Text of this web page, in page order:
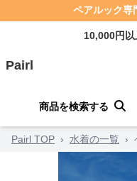
ペアルック専
10,000円
Pairl
商品を検索する
Pairl TOP › 水着の一覧 ›